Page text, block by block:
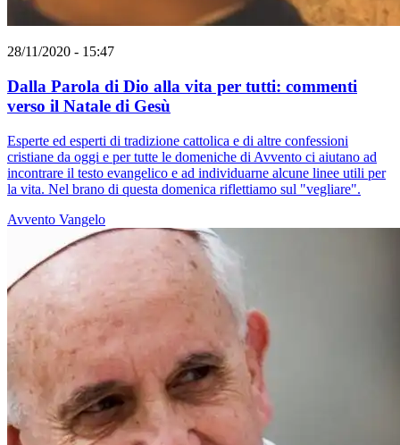
28/11/2020 - 15:47
Dalla Parola di Dio alla vita per tutti: commenti
verso il Natale di Gesù
Esperte ed esperti di tradizione cattolica e di altre confessioni
cristiane da oggi e per tutte le domeniche di Avvento ci aiutano ad
incontrare il testo evangelico e ad individuarne alcune linee utili per
la vita. Nel brano di questa domenica riflettiamo sul "vegliare".
Avvento Vangelo